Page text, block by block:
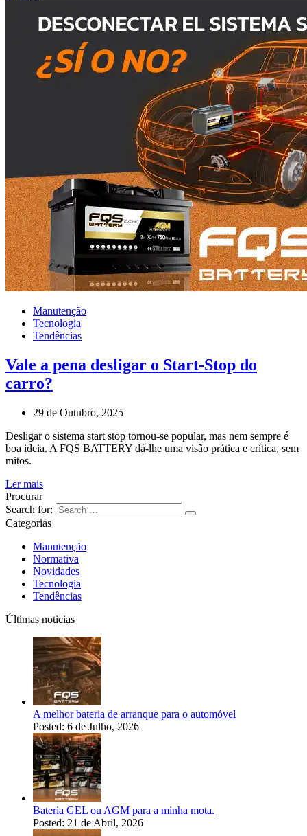
Manutenção
Tecnologia
Tendências
Vale a pena desligar o Start-Stop do
carro?
29 de Outubro, 2025
Desligar o sistema start stop tornou-se popular, mas nem sempre é
boa ideia. A FQS BATTERY dá-lhe uma visão prática e crítica, sem
mitos.
Ler mais
Procurar
Search for:
Categorias
Manutenção
Normativa
Novidades
Tecnologia
Tendências
Últimas noticias
A melhor bateria de arranque para o automóvel
Posted: 6 de Julho, 2026
Bateria GEL ou AGM para a minha mota.
Posted: 21 de Abril, 2026